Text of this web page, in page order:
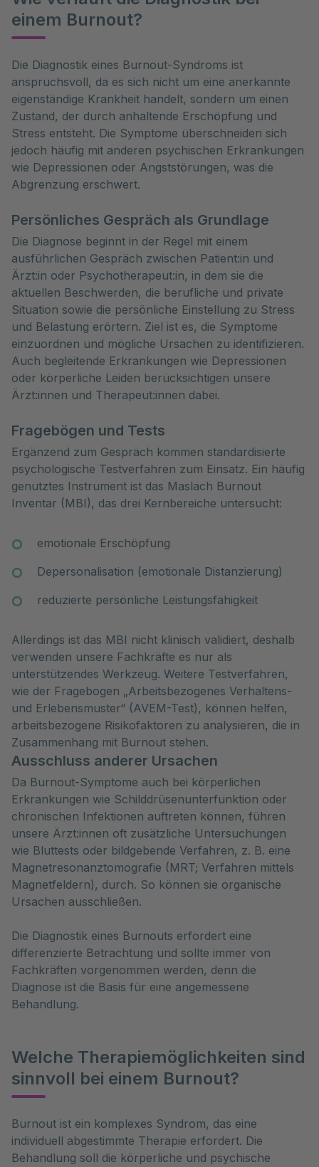
einem Burnout?
Die Diagnostik eines Burnout-Syndroms ist
anspruchsvoll, da es sich nicht um eine anerkannte
eigenständige Krankheit handelt, sondern um einen
Zustand, der durch anhaltende Erschöpfung und
Stress entsteht. Die Symptome überschneiden sich
jedoch häufig mit anderen psychischen Erkrankungen
wie Depressionen oder Angststörungen, was die
Abgrenzung erschwert.
Persönliches Gespräch als Grundlage
Die Diagnose beginnt in der Regel mit einem
ausführlichen Gespräch zwischen Patient:in und
Ärzt:in oder Psychotherapeut:in, in dem sie die
aktuellen Beschwerden, die berufliche und private
Situation sowie die persönliche Einstellung zu Stress
und Belastung erörtern. Ziel ist es, die Symptome
einzuordnen und mögliche Ursachen zu identifizieren.
Auch begleitende Erkrankungen wie Depressionen
oder körperliche Leiden berücksichtigen unsere
Ärzt:innen und Therapeut:innen dabei.
Fragebögen und Tests
Ergänzend zum Gespräch kommen standardisierte
psychologische Testverfahren zum Einsatz. Ein häufig
genutztes Instrument ist das Maslach Burnout
Inventar (MBI), das drei Kernbereiche untersucht:
emotionale Erschöpfung
Depersonalisation (emotionale Distanzierung)
reduzierte persönliche Leistungsfähigkeit
Allerdings ist das MBI nicht klinisch validiert, deshalb
verwenden unsere Fachkräfte es nur als
unterstützendes Werkzeug. Weitere Testverfahren,
wie der Fragebogen „Arbeitsbezogenes Verhaltens-
und Erlebensmuster“ (AVEM-Test), können helfen,
arbeitsbezogene Risikofaktoren zu analysieren, die in
Zusammenhang mit Burnout stehen.
Ausschluss anderer Ursachen
Da Burnout-Symptome auch bei körperlichen
Erkrankungen wie Schilddrüsenunterfunktion oder
chronischen Infektionen auftreten können, führen
unsere Ärzt:innen oft zusätzliche Untersuchungen
wie Bluttests oder bildgebende Verfahren, z. B. eine
Magnetresonanztomografie (MRT; Verfahren mittels
Magnetfeldern), durch. So können sie organische
Ursachen ausschließen.
Die Diagnostik eines Burnouts erfordert eine
differenzierte Betrachtung und sollte immer von
Fachkräften vorgenommen werden, denn die
Diagnose ist die Basis für eine angemessene
Behandlung.
Welche Therapiemöglichkeiten sind
sinnvoll bei einem Burnout?
Burnout ist ein komplexes Syndrom, das eine
individuell abgestimmte Therapie erfordert. Die
Behandlung soll die körperliche und psychische